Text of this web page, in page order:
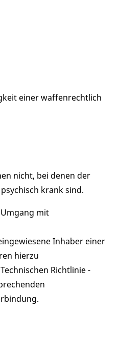
einer waffenrechtlich
nicht, bei denen der
krank sind.
mit
Inhaber einer
hierzu
Richtlinie -